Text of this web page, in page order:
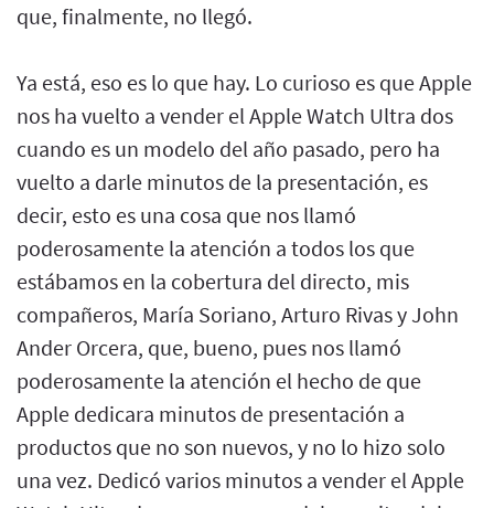
que, finalmente, no llegó.
Ya está, eso es lo que hay. Lo curioso es que Apple
nos ha vuelto a vender el Apple Watch Ultra dos
cuando es un modelo del año pasado, pero ha
vuelto a darle minutos de la presentación, es
decir, esto es una cosa que nos llamó
poderosamente la atención a todos los que
estábamos en la cobertura del directo, mis
compañeros, María Soriano, Arturo Rivas y John
Ander Orcera, que, bueno, pues nos llamó
poderosamente la atención el hecho de que
Apple dedicara minutos de presentación a
productos que no son nuevos, y no lo hizo solo
una vez. Dedicó varios minutos a vender el Apple